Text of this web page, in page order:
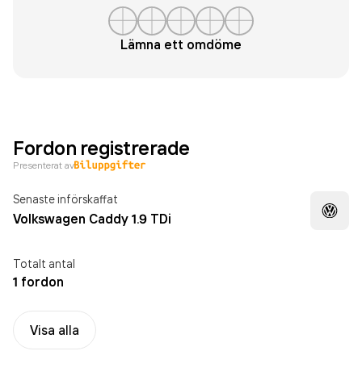
Lämna ett omdöme
Fordon registrerade
Presenterat av
Senaste införskaffat
Volkswagen Caddy 1.9 TDi
Totalt antal
1 fordon
Visa alla